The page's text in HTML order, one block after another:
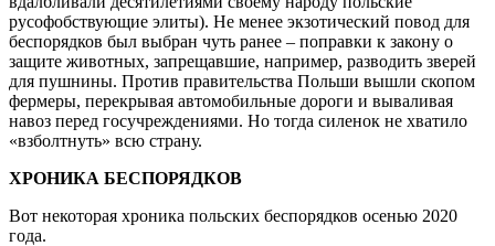
русофобствующие элиты). Не менее экзотический повод для
беспорядков был выбран чуть ранее – поправки к закону о
защите животных, запрещавшие, например, разводить зверей
для пушнины. Против правительства Польши вышли скопом
фермеры, перекрывая автомобильные дороги и вываливая
навоз перед госучреждениями. Но тогда силенок не хватило
«взболтнуть» всю страну.
ХРОНИКА БЕСПОРЯДКОВ
Вот некоторая хроника польских беспорядков осенью 2020
года.